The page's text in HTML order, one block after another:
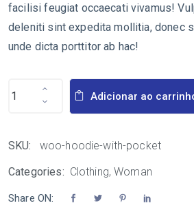
facilisi feugiat occaecati vivamus!
deleniti sint expedita mollitia, donec
unde dicta porttitor ab hac!
Adicionar ao
SKU:
woo-hoodie-with-pocket
Categories: Clothing,Woman
Share ON: